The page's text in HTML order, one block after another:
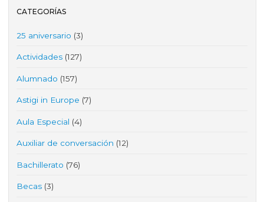
CATEGORÍAS
25 aniversario (3)
Actividades (127)
Alumnado (157)
Astigi in Europe (7)
Aula Especial (4)
Auxiliar de conversación (12)
Bachillerato (76)
Becas (3)